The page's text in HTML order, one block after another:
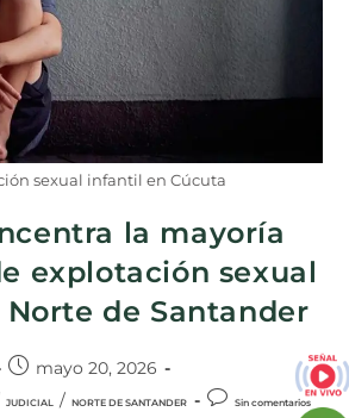
sexual infantil en Cúcuta
la mayoría
explotación sexual
de Santander
mayo 20, 2026
JUDICIAL / NORTE DE SANTANDER Sin comentarios